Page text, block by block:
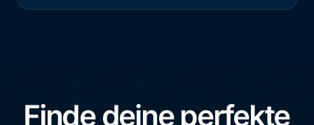
Finde deine perfekte